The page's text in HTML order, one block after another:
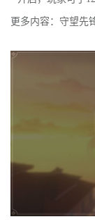
更多内容：守望先